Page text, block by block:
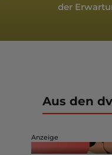
der
Aus den
Anzeige